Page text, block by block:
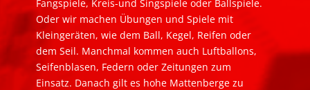
Fangspiele, Kreis-und Singspiele oder Ballspiele.
Oder wir machen Übungen und Spiele mit
Kleingeräten, wie dem Ball, Kegel, Reifen oder
dem Seil. Manchmal kommen auch Luftballons,
Seifenblasen, Federn oder Zeitungen zum
Einsatz. Danach gilt es hohe Mattenberge zu